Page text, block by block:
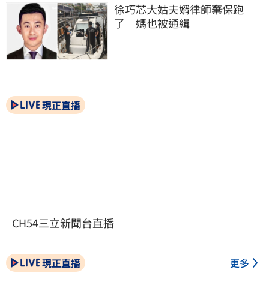
徐巧芯大姑夫婿律師棄保跑
了　媽也被通緝
現正直播
CH54三立新聞台直播
現正直播 更多